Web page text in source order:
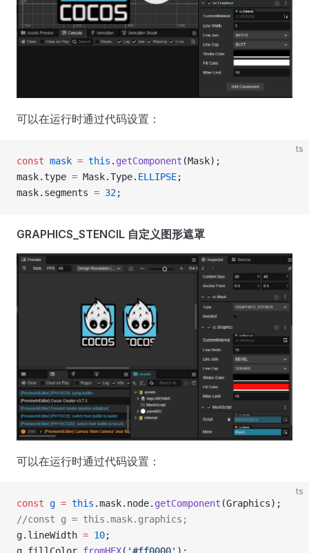
可以在运行时通过代码设置：
ts
const mask = this . getComponent (Mask);
mask.type = Mask.Type. ELLIPSE;
mask.segments = 32;
GRAPHICS_STENCIL 自定义图形遮罩
可以在运行时通过代码设置：
ts
const g = this .mask.node. getComponent (Graphics);
//const g = this.mask.graphics;
g.lineWidth = 10;